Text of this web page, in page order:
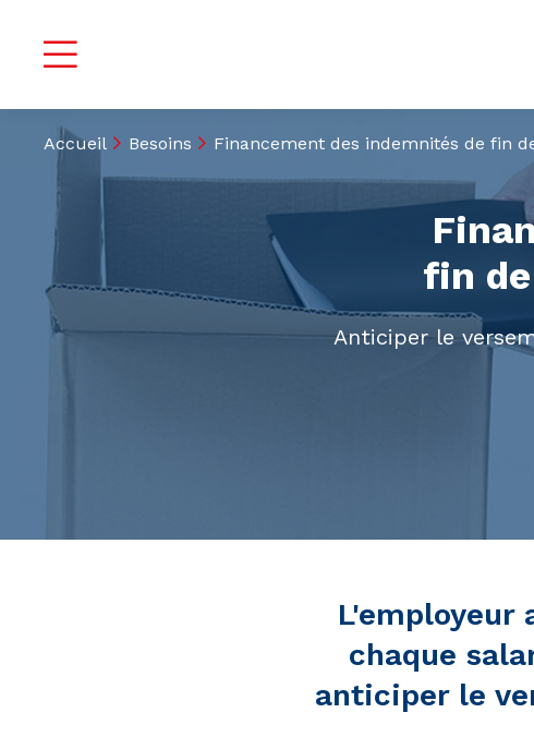
Accueil Besoins Financement des indemnités de fin
fin
Anticiper le
L'employeur
chaque
anticiper le